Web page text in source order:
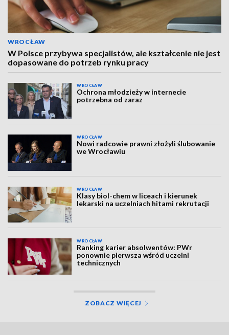
WROCŁAW
W Polsce przybywa specjalistów, ale kształcenie nie jest
dopasowane do potrzeb rynku pracy
WROCŁAW
Ochrona młodzieży w internecie
potrzebna od zaraz
WROCŁAW
Nowi radcowie prawni złożyli ślubowanie
we Wrocławiu
WROCŁAW
Klasy biol-chem w liceach i kierunek
lekarski na uczelniach hitami rekrutacji
WROCŁAW
Ranking karier absolwentów: PWr
ponownie pierwsza wśród uczelni
technicznych
ZOBACZ WIĘCEJ